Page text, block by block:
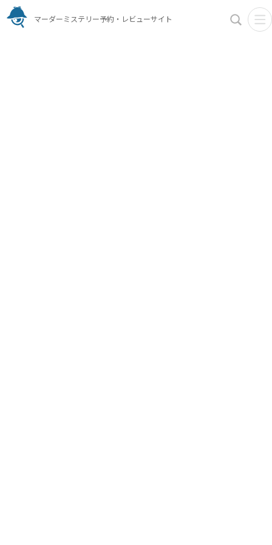
マーダーミステリー予約・レビューサイト